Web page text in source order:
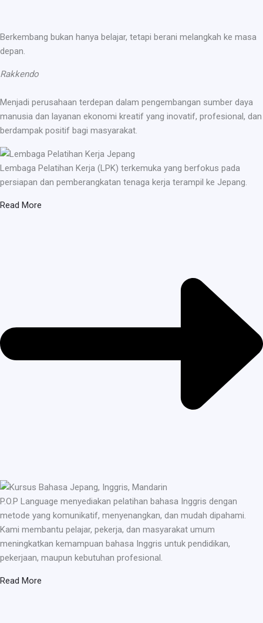
Berkembang bukan hanya belajar, tetapi berani melangkah ke masa
depan.
Rakkendo
Menjadi perusahaan terdepan dalam pengembangan sumber daya
manusia dan layanan ekonomi kreatif yang inovatif, profesional, dan
berdampak positif bagi masyarakat.
Lembaga Pelatihan Kerja (LPK) terkemuka yang berfokus pada
persiapan dan pemberangkatan tenaga kerja terampil ke Jepang.
Read More
P.O.P Language menyediakan pelatihan bahasa Inggris dengan
metode yang komunikatif, menyenangkan, dan mudah dipahami.
Kami membantu pelajar, pekerja, dan masyarakat umum
meningkatkan kemampuan bahasa Inggris untuk pendidikan,
pekerjaan, maupun kebutuhan profesional.
Read More